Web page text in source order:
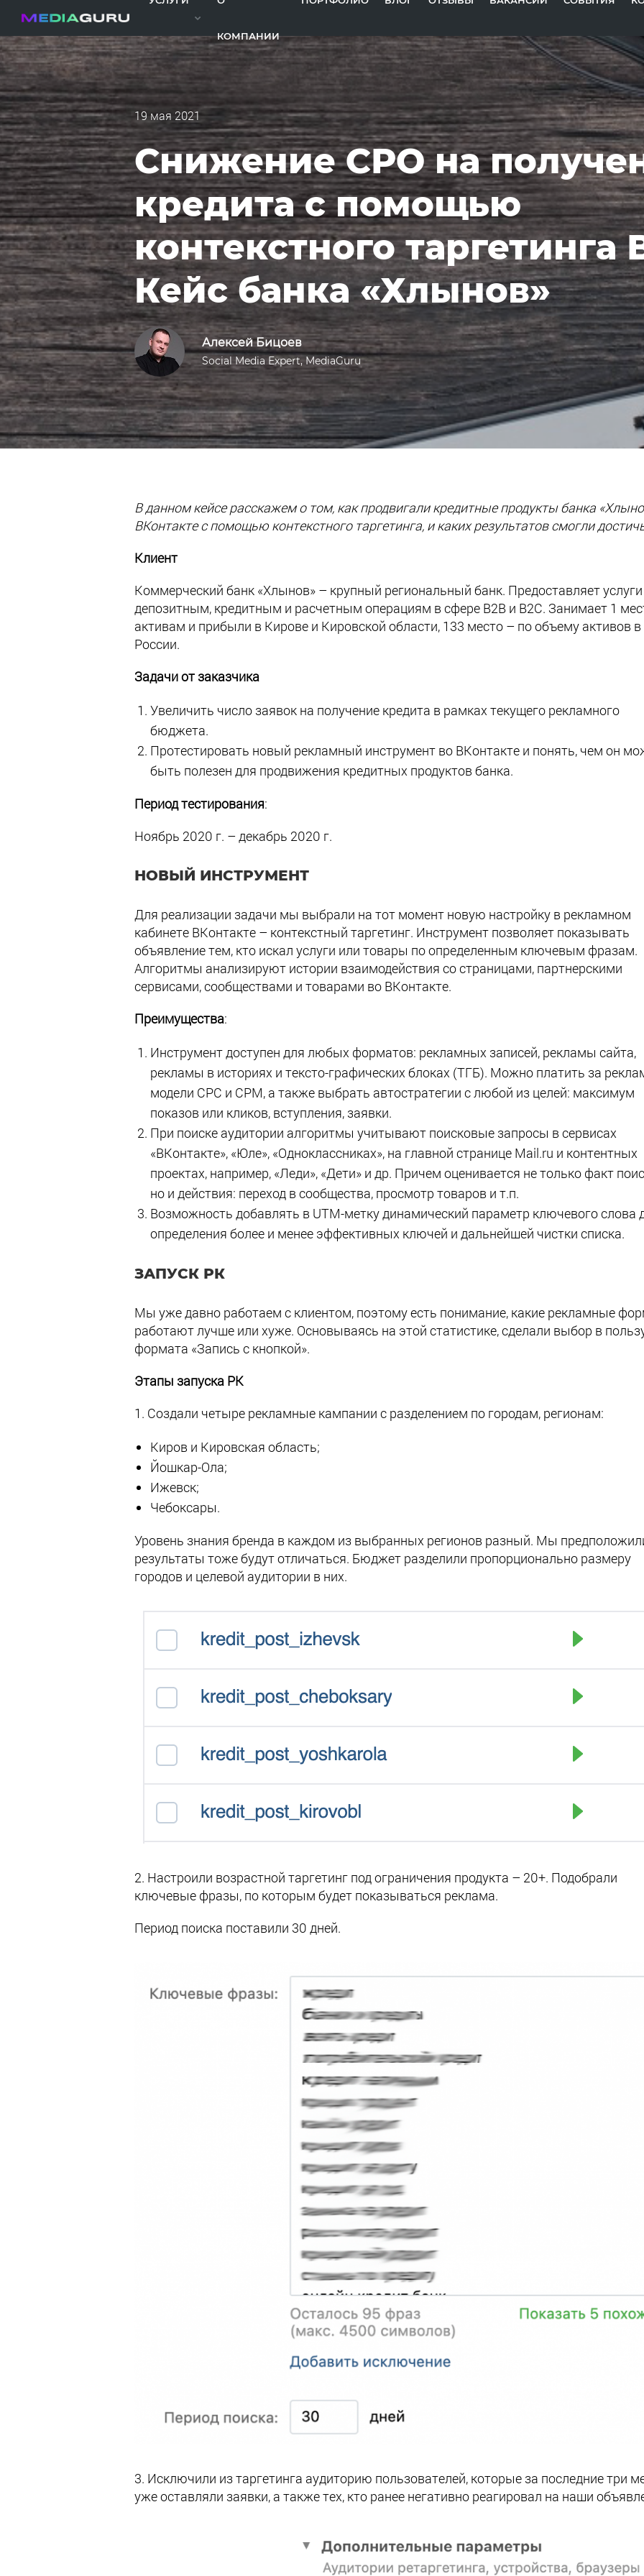
КОМПАНИИ
19 мая 2021
Cнижение СРО на
кредита с помощью
контекстного таргетинга
Кейс банка «Хлынов»
Алексей Бицоев
Social Media Expert, MediaGuru
В данном кейсе расскажем о том, как продвигали кредитные продукты банка
ВКонтакте с помощью контекстного таргетинга, и каких результатов смогли
Клиент
Коммерческий банк «Хлынов» – крупный региональный банк. Предоставляет
депозитным, кредитным и расчетным операциям в сфере B2B и B2С. Занимает 1
активам и прибыли в Кирове и Кировской области, 133 место – по объему активов в
России.
Задачи от заказчика
Увеличить число заявок на получение кредита в рамках текущего рекламного
бюджета.
Протестировать новый рекламный инструмент во ВКонтакте и понять, чем он
быть полезен для продвижения кредитных продуктов банка.
Период тестирования:
Ноябрь 2020 г. – декабрь 2020 г.
НОВЫЙ ИНСТРУМЕНТ
Для реализации задачи мы выбрали на тот момент новую настройку в рекламном
кабинете ВКонтакте – контекстный таргетинг. Инструмент позволяет показывать
объявление тем, кто искал услуги или товары по определенным ключевым фразам.
Алгоритмы анализируют истории взаимодействия со страницами, партнерскими
сервисами, сообществами и товарами во ВКонтакте.
Преимущества:
Инструмент доступен для любых форматов: рекламных записей, рекламы сайта,
рекламы в историях и тексто-графических блоках (ТГБ). Можно платить за
модели CPC и CPM, а также выбрать автостратегии с любой из целей: максимум
показов или кликов, вступления, заявки.
При поиске аудитории алгоритмы учитывают поисковые запросы в сервисах
«ВКонтакте», «Юле», «Одноклассниках», на главной странице Mail.ru и контентных
проектах, например, «Леди», «Дети» и др. Причем оценивается не только факт
но и действия: переход в сообщества, просмотр товаров и т.п.
Возможность добавлять в UTM-метку динамический параметр ключевого слова
определения более и менее эффективных ключей и дальнейшей чистки списка.
ЗАПУСК РК
Мы уже давно работаем с клиентом, поэтому есть понимание, какие рекламные
работают лучше или хуже. Основываясь на этой статистике, сделали выбор в
формата «Запись с кнопкой».
Этапы запуска РК
1. Создали четыре рекламные кампании с разделением по городам, регионам:
Киров и Кировская область;
Йошкар-Ола;
Ижевск;
Чебоксары.
Уровень знания бренда в каждом из выбранных регионов разный. Мы
результаты тоже будут отличаться. Бюджет разделили пропорционально размеру
городов и целевой аудитории в них.
2. Настроили возрастной таргетинг под ограничения продукта – 20+. Подобрали
ключевые фразы, по которым будет показываться реклама.
Период поиска поставили 30 дней.
3. Исключили из таргетинга аудиторию пользователей, которые за последние три
уже оставляли заявки, а также тех, кто ранее негативно реагировал на наши